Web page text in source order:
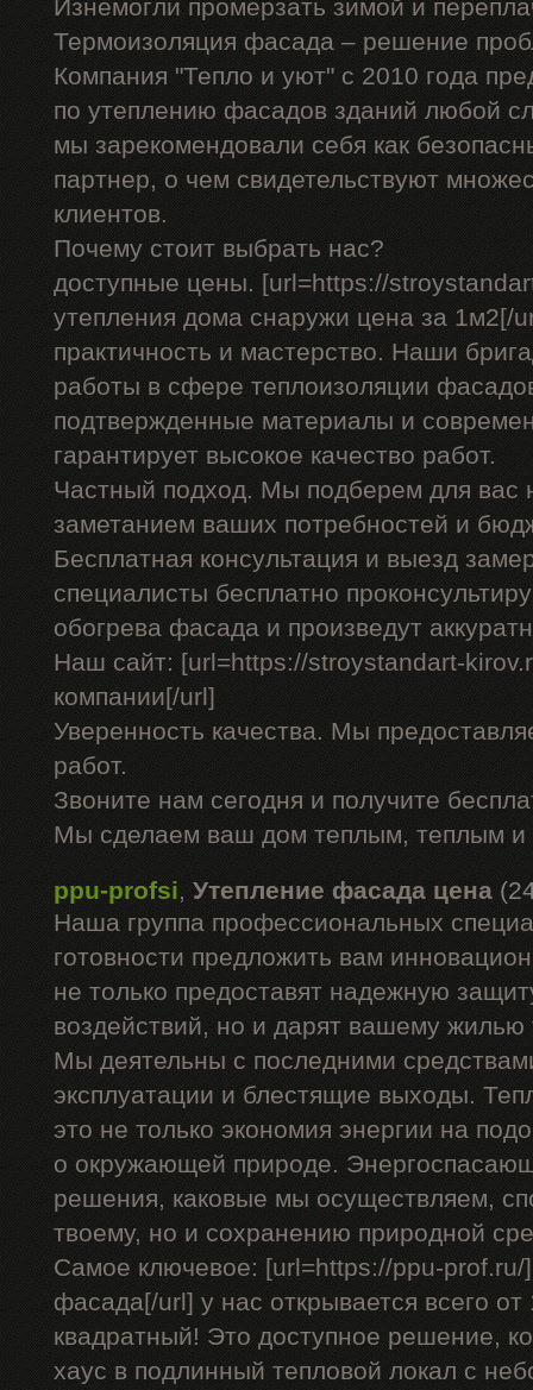
Изнемогли промерзать зимой и
Термоизоляция фасада – решение
Компания "Тепло и уют" с 2010 года
по утеплению фасадов зданий любой
мы зарекомендовали себя как
партнер, о чем свидетельствуют
клиентов.
Почему стоит выбрать нас?
доступные цены. [url=https://
утепления дома снаружи цена за 1м2[/
практичность и мастерство. Наши
работы в сфере теплоизоляции
подтвержденные материалы и
гарантирует высокое качество работ.
Частный подход. Мы подберем для вас
заметанием ваших потребностей и
Бесплатная консультация и выезд
специалисты бесплатно
обогрева фасада и произведут
Наш сайт: [url=https://stroystandart-
компании[/url]
Уверенность качества. Мы
работ.
Звоните нам сегодня и получите
Мы сделаем ваш дом теплым, теплым и
ppu-profsi, Утепление фасада цена
Наша группа профессиональных
готовности предложить вам
не только предоставят надежную
воздействий, но и дарят вашему
Мы деятельны с последними
эксплуатации и блестящие выходы.
это не только экономия энергии на
о окружающей природе.
решения, каковые мы осуществляем,
твоему, но и сохранению природной
Самое ключевое: [url=https://ppu-prof.ru/
фасада[/url] у нас открывается всего
квадратный! Это доступное решение,
хаус в подлинный тепловой локал с